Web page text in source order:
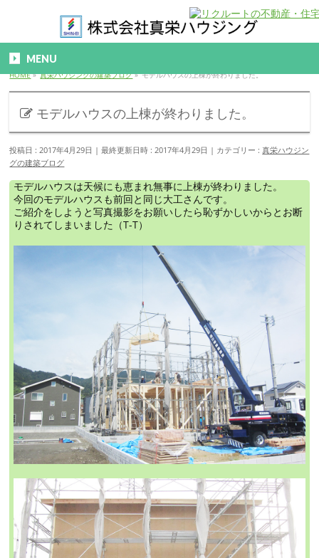
MENU
HOME» 真栄ハウジングの建築ブログ» モデルハウスの上棟が終わりました。
モデルハウスの上棟が終わりました。
投稿日 : 2017年4月29日 最終更新日時 : 2017年4月29日 カテゴリー :真栄ハウジン
グの建築ブログ
モデルハウスは天候にも恵まれ無事に上棟が終わりました。
今回のモデルハウスも前回と同じ大工さんです。
ご紹介をしようと写真撮影をお願いしたら恥ずかしいからとお断
りされてしまいました（T-T）